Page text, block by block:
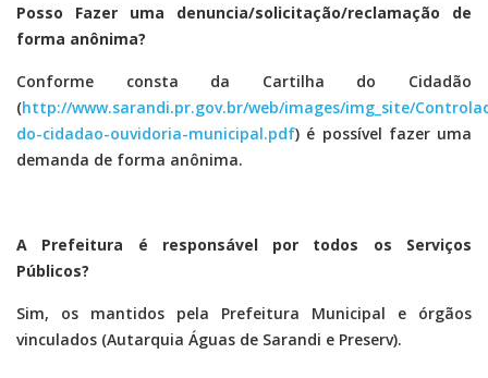
Posso Fazer uma denuncia/solicitação/reclamação de
forma anônima?
Conforme consta da Cartilha do Cidadão
(http://www.sarandi.pr.gov.br/web/images/img_site/
do-cidadao-ouvidoria-municipal.pdf) é possível fazer uma
demanda de forma anônima.
A Prefeitura é responsável por todos os Serviços
Públicos?
Sim, os mantidos pela Prefeitura Municipal e órgãos
vinculados (Autarquia Águas de Sarandi e Preserv).